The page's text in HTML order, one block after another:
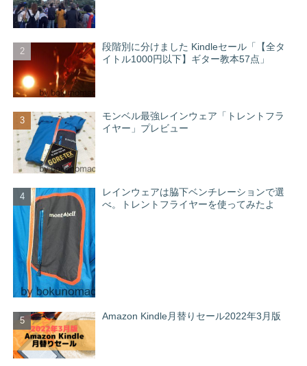
段階別に分けました Kindleセール「【全タ
イトル1000円以下】ギター教本57点」
モンベル最強レインウェア「トレントフラ
イヤー」プレビュー
レインウェアは脇下ベンチレーションで選
べ。トレントフライヤーを使ってみたよ
Amazon Kindle月替りセール2022年3月版